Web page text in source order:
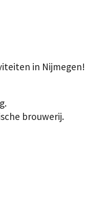
in Nijmegen!
brouwerij.